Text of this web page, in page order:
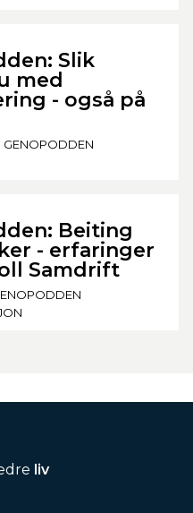
Slik
med
- også på
GENOPODDEN
Beiting
- erfaringer
Samdrift
liv